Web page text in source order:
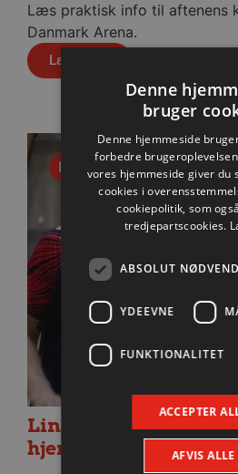
Læs praktisk info til aftenens
Danmark Arena.
Læs mere
Nyhed
Lindskog glæder sig
hjemmekamp
Denne
bruger
Denne hjemmeside
forbedre
vores hjemmeside giver du
cookies i
cookiepolitik, som
tredjepartscookies.
ABSOLUT
YDEEVNE
FUNKTIONALITET
ACCEPTER
AFVIS ALLE